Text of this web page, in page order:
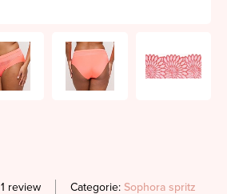
1 review Categorie: Sophora spritz